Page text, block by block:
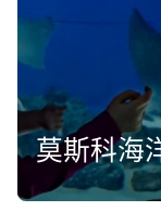
莫斯科海